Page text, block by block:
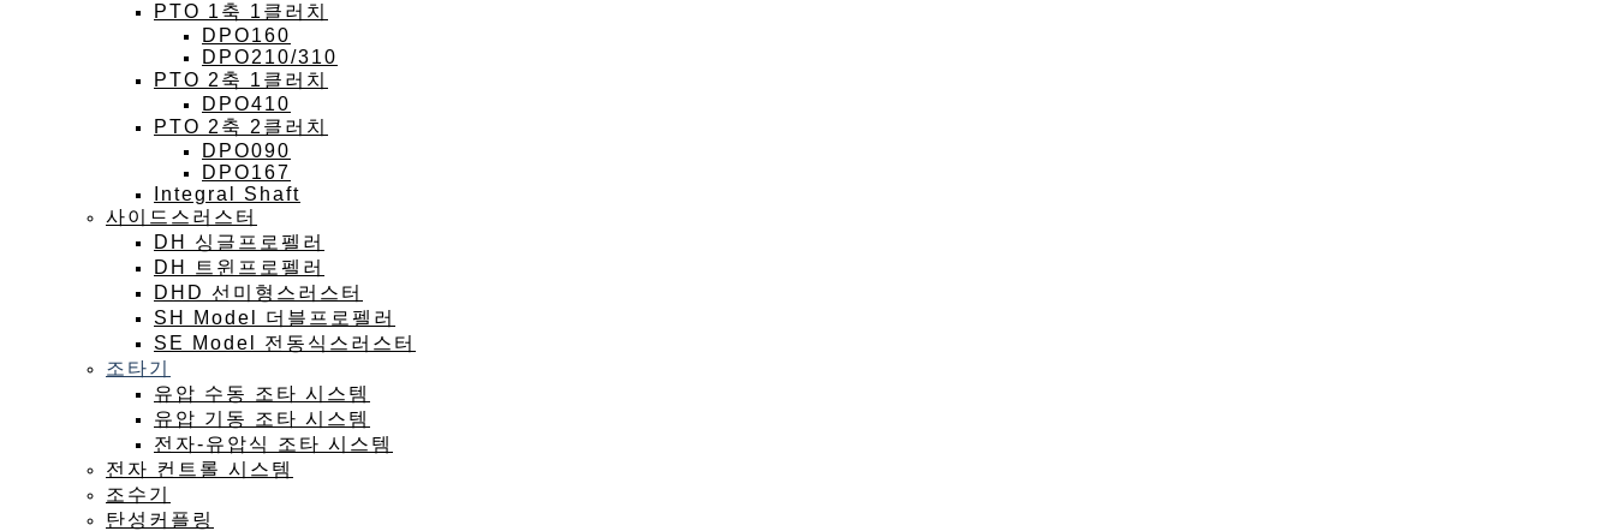
PTO 1축 1클러치
DPO160
DPO210/310
PTO 2축 1클러치
DPO410
PTO 2축 2클러치
DPO090
DPO167
Integral Shaft
사이드스러스터
DH 싱글프로펠러
DH 트윈프로펠러
DHD 선미형스러스터
SH Model 더블프로펠러
SE Model 전동식스러스터
조타기
유압 수동 조타 시스템
유압 기동 조타 시스템
전자-유압식 조타 시스템
전자 컨트롤 시스템
조수기
탄성커플링